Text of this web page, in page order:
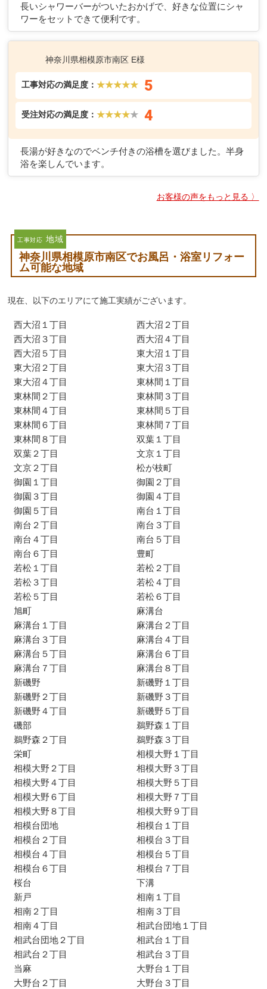
長いシャワーバーがついたおかげで、好きな位置にシャ
ワーをセットできて便利です。
神奈川県相模原市南区 E様
工事対応の満足度：★★★★★ 5
受注対応の満足度：★★★★★ 4
長湯が好きなのでベンチ付きの浴槽を選びました。半身
浴を楽しんでいます。
お客様の声をもっと見る 〉
工事対応 地域
神奈川県相模原市南区でお風呂・浴室リフォー
ム可能な地域
現在、以下のエリアにて施工実績がございます。
西大沼１丁目
西大沼２丁目
西大沼３丁目
西大沼４丁目
西大沼５丁目
東大沼１丁目
東大沼２丁目
東大沼３丁目
東大沼４丁目
東林間１丁目
東林間２丁目
東林間３丁目
東林間４丁目
東林間５丁目
東林間６丁目
東林間７丁目
東林間８丁目
双葉１丁目
双葉２丁目
文京１丁目
文京２丁目
松が枝町
御園１丁目
御園２丁目
御園３丁目
御園４丁目
御園５丁目
南台１丁目
南台２丁目
南台３丁目
南台４丁目
南台５丁目
南台６丁目
豊町
若松１丁目
若松２丁目
若松３丁目
若松４丁目
若松５丁目
若松６丁目
旭町
麻溝台
麻溝台１丁目
麻溝台２丁目
麻溝台３丁目
麻溝台４丁目
麻溝台５丁目
麻溝台６丁目
麻溝台７丁目
麻溝台８丁目
新磯野
新磯野１丁目
新磯野２丁目
新磯野３丁目
新磯野４丁目
新磯野５丁目
磯部
鵜野森１丁目
鵜野森２丁目
鵜野森３丁目
栄町
相模大野１丁目
相模大野２丁目
相模大野３丁目
相模大野４丁目
相模大野５丁目
相模大野６丁目
相模大野７丁目
相模大野８丁目
相模大野９丁目
相模台団地
相模台１丁目
相模台２丁目
相模台３丁目
相模台４丁目
相模台５丁目
相模台６丁目
相模台７丁目
桜台
下溝
新戸
相南１丁目
相南２丁目
相南３丁目
相南４丁目
相武台団地１丁目
相武台団地２丁目
相武台１丁目
相武台２丁目
相武台３丁目
当麻
大野台１丁目
大野台２丁目
大野台３丁目